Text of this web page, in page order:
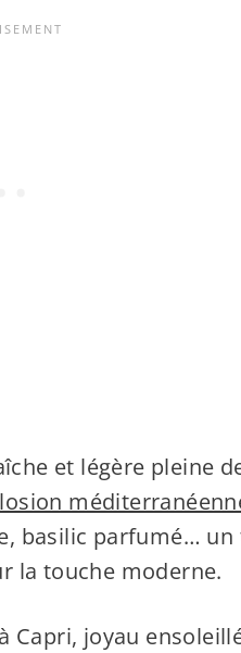
et légère pleine
basilic parfumé… un
la touche moderne.
Capri, joyau